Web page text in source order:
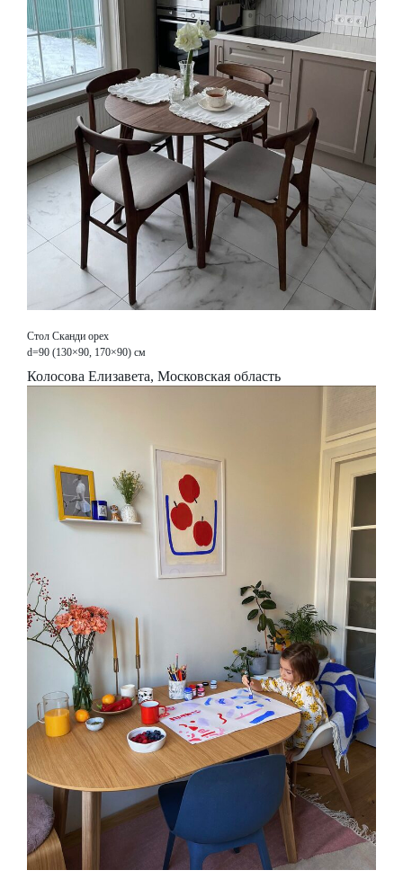
Стол Сканди орех
d=90 (130×90, 170×90) см
Колосова Елизавета, Московская область